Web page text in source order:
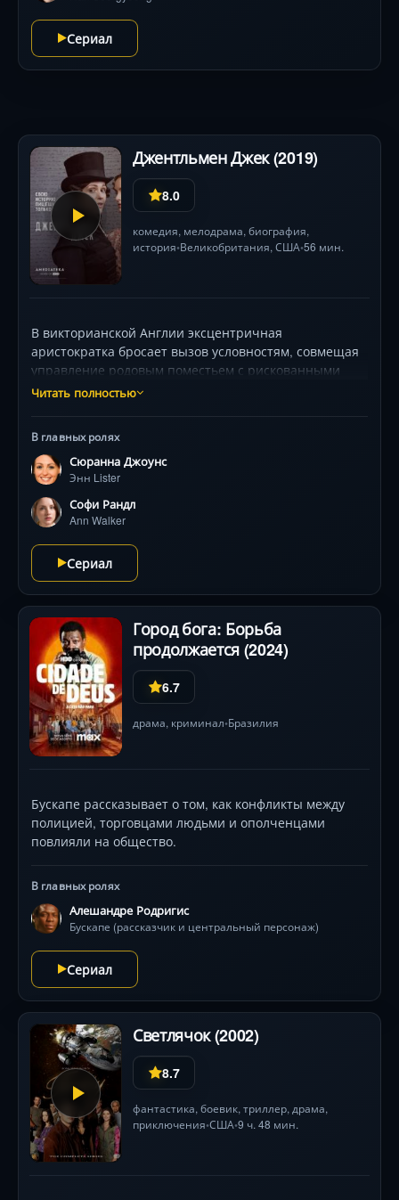
защищает? В главных ролях: Юн Ши Юн (двойная
роль), Кён Су Джин, Шин Со Юль. 385 символов
Сериал
Джентльмен Джек (2019)
8.0
комедия, мелодрама, биография,
история•Великобритания, США•56 мин.
В викторианской Англии эксцентричная
аристократка бросает вызов условностям, совмещая
управление родовым поместьем с рискованными
деловыми авантюрами. Её дерзкие выходки и
отстоять наследство в мире, где женщинам отведена
роль декораций.
Читать полностью
В главных ролях
Сюранна Джоунс
Энн Lister
Софи Рандл
Ann Walker
Сериал
Город бога: Борьба
продолжается (2024)
6.7
драма, криминал•Бразилия
Бускапе рассказывает о том, как конфликты между
полицией, торговцами людьми и ополченцами
повлияли на общество.
В главных ролях
Алешандре Родригис
Бускапе (рассказчик и центральный персонаж)
Сериал
Светлячок (2002)
8.7
фантастика, боевик, триллер, драма,
приключения•США•9 ч. 48 мин.